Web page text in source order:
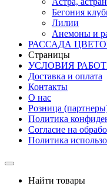
Бегония
Лилии
Анемоны и
РАССАДА
Страницы
УСЛОВИЯ
Доставка и оплата
Контакты
О наc
Розница
Политика
Согласие на
Политика
Найти товары